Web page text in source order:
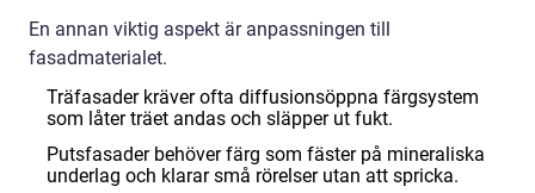
En annan viktig aspekt är anpassningen till
fasadmaterialet.
Träfasader kräver ofta diffusionsöppna färgsystem
som låter träet andas och släpper ut fukt.
Putsfasader behöver färg som fäster på mineraliska
underlag och klarar små rörelser utan att spricka.